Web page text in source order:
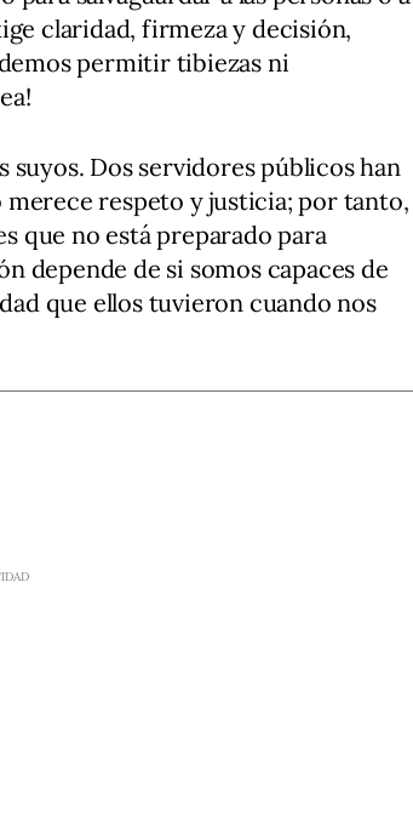
claridad, firmeza y decisión,
permitir tibiezas ni
suyos. Dos servidores públicos han
respeto y justicia; por tanto,
que no está preparado para
depende de si somos capaces de
que ellos tuvieron cuando nos